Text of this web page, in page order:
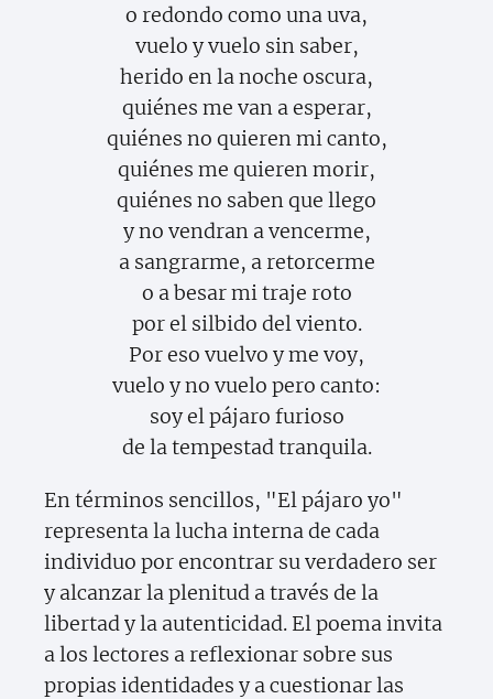
o redondo como una uva,
vuelo y vuelo sin saber,
herido en la noche oscura,
quiénes me van a esperar,
quiénes no quieren mi canto,
quiénes me quieren morir,
quiénes no saben que llego
y no vendran a vencerme,
a sangrarme, a retorcerme
o a besar mi traje roto
por el silbido del viento.
Por eso vuelvo y me voy,
vuelo y no vuelo pero canto:
soy el pájaro furioso
de la tempestad tranquila.
En términos sencillos, "El pájaro yo"
representa la lucha interna de cada
individuo por encontrar su verdadero ser
y alcanzar la plenitud a través de la
libertad y la autenticidad. El poema invita
a los lectores a reflexionar sobre sus
propias identidades y a cuestionar las